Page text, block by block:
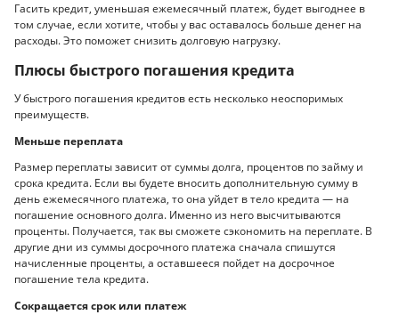
Гасить кредит, уменьшая ежемесячный платеж, будет выгоднее в
том случае, если хотите, чтобы у вас оставалось больше денег на
расходы. Это поможет снизить долговую нагрузку.
Плюсы быстрого погашения кредита
У быстрого погашения кредитов есть несколько неоспоримых
преимуществ.
Меньше переплата
Размер переплаты зависит от суммы долга, процентов по займу и
срока кредита. Если вы будете вносить дополнительную сумму в
день ежемесячного платежа, то она уйдет в тело кредита — на
погашение основного долга. Именно из него высчитываются
проценты. Получается, так вы сможете сэкономить на переплате. В
другие дни из суммы досрочного платежа сначала спишутся
начисленные проценты, а оставшееся пойдет на досрочное
погашение тела кредита.
Сокращается срок или платеж